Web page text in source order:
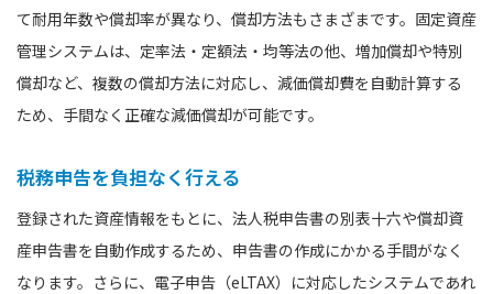
て耐用年数や償却率が異なり、償却方法もさまざまです。固定資産
管理システムは、定率法・定額法・均等法の他、増加償却や特別
償却など、複数の償却方法に対応し、減価償却費を自動計算する
ため、手間なく正確な減価償却が可能です。
税務申告を負担なく行える
登録された資産情報をもとに、法人税申告書の別表十六や償却資
産申告書を自動作成するため、申告書の作成にかかる手間がなく
なります。さらに、電子申告（eLTAX）に対応したシステムであれ